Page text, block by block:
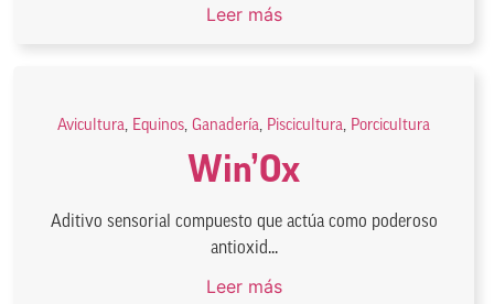
Leer más
Avicultura, Equinos, Ganadería, Piscicultura, Porcicultura
Win’Ox
Aditivo sensorial compuesto que actúa como poderoso
antioxid...
Leer más